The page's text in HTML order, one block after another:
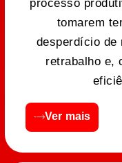
processo
tomarem
desperdício de
retrabalho e,
Ver mais